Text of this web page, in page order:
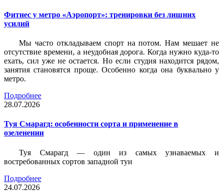
Фитнес у метро «Аэропорт»: тренировки без лишних
усилий
Мы часто откладываем спорт на потом. Нам мешает не
отсутствие времени, а неудобная дорога. Когда нужно куда-то
ехать, сил уже не остается. Но если студия находится рядом,
занятия становятся проще. Особенно когда она буквально у
метро.
Подробнее
28.07.2026
Туя Смарагд: особенности сорта и применение в
озеленении
Туя Смарагд — один из самых узнаваемых и
востребованных сортов западной туи
Подробнее
24.07.2026